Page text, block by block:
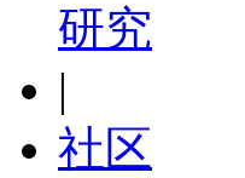
研究
|
社区